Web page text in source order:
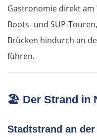
Gastronomie direkt am
Boots- und SUP-
Brücken hindurch an
führen.
🏖️ Der Strand in
Stadtstrand an
OSTROUTE
Tallinn